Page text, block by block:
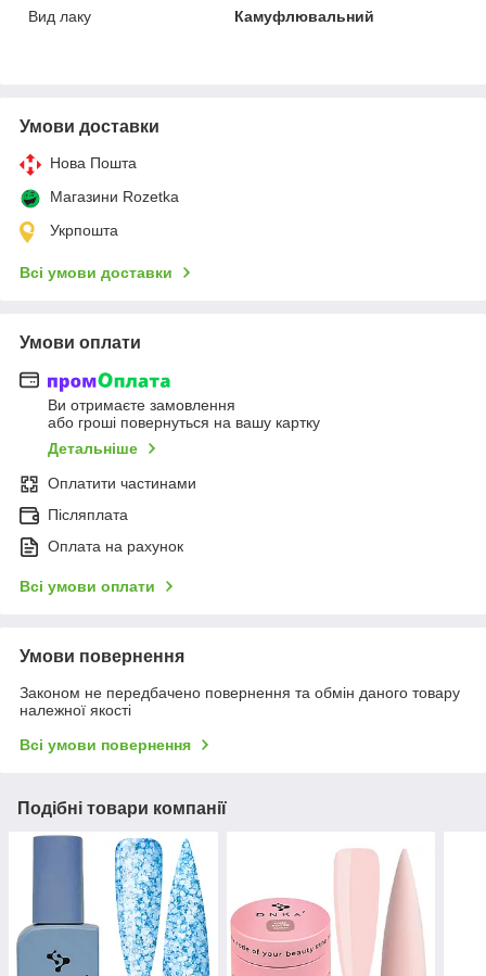
Вид лаку
Камуфлювальний
Умови доставки
Нова Пошта
Магазини Rozetka
Укрпошта
Всі умови доставки
Умови оплати
Ви отримаєте замовлення
або гроші повернуться на вашу картку
Детальніше
Оплатити частинами
Післяплата
Оплата на рахунок
Всі умови оплати
Умови повернення
Законом не передбачено повернення та обмін даного товару
належної якості
Всі умови повернення
Подібні товари компанії